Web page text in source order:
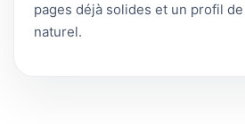
pages déjà solides et un profil
naturel.